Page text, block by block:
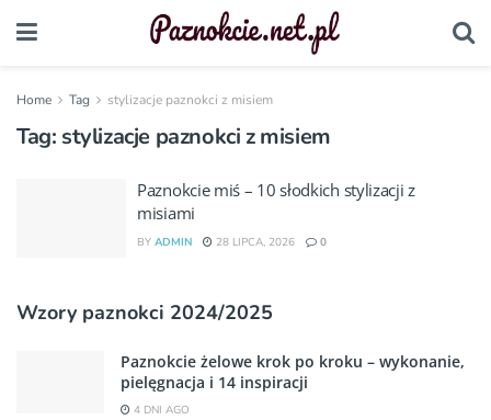
Home Tag stylizacje paznokci z misiem
Tag:stylizacje paznokci z misiem
Paznokcie miś – 10 słodkich stylizacji z
misiami
BY ADMIN 28 LIPCA, 2026 0
Wzory paznokci 2024/2025
Paznokcie żelowe krok po kroku – wykonanie,
pielęgnacja i 14 inspiracji
4 DNI AGO